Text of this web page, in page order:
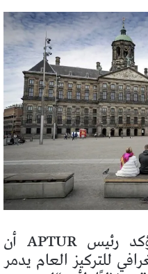
على نفس المنوال ، يؤكد رئيس APTUR أن
للتركيز العام يدمر